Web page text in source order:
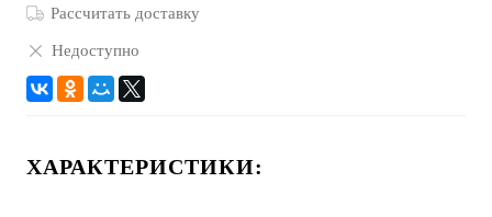
Рассчитать доставку
Недоступно
ХАРАКТЕРИСТИКИ: